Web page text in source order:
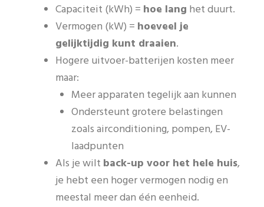
Capaciteit (kWh) = hoe lang het duurt.
Vermogen (kW) = hoeveel je
gelijktijdig kunt draaien.
Hogere uitvoer-batterijen kosten meer
maar:
Meer apparaten tegelijk aan kunnen
Ondersteunt grotere belastingen
zoals airconditioning, pompen, EV-
laadpunten
Als je wilt back-up voor het hele huis,
je hebt een hoger vermogen nodig en
meestal meer dan één eenheid.